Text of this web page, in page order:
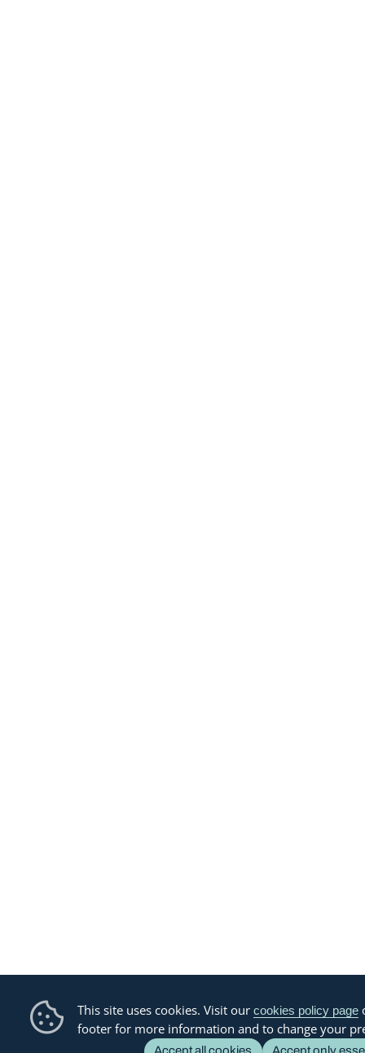
This site uses cookies. Visit our cookies policy page
footer for more information and to change your